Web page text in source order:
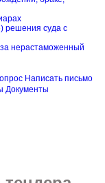
решения суда с
нерастаможенный
Написать письмо
Документы